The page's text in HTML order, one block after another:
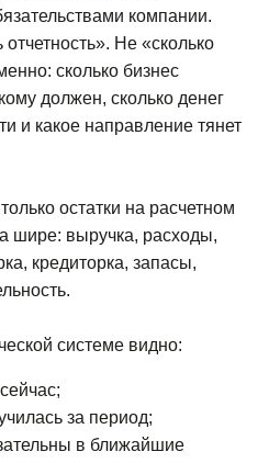
компании.
Не «сколько
сколько бизнес
должен, сколько денег
и какое направление тянет
остатки на расчетном
шире: выручка, расходы,
кредиторка, запасы,
системе видно:
за период;
в ближайшие